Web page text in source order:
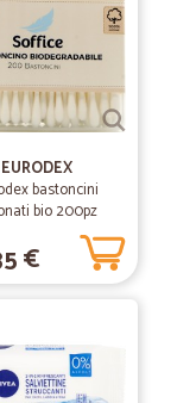
EURODEX
bastoncini
bio 200pz
€